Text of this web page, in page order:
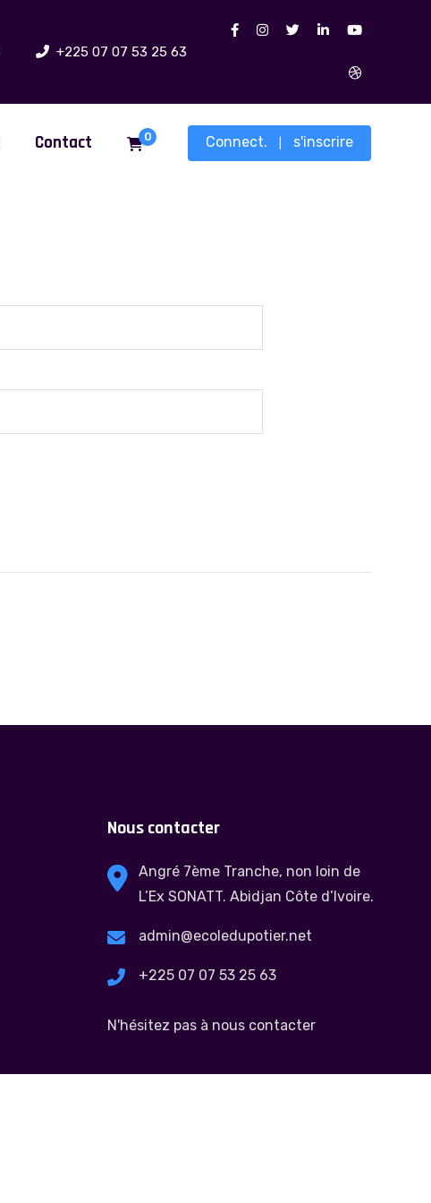
+225 07 07 53 25 63
Contact 0 Connect. s'inscrire
Nous contacter
Angré 7ème Tranche, non loin de
L’Ex SONATT. Abidjan Côte d’Ivoire.
admin@ecoledupotier.net
+225 07 07 53 25 63
N'hésitez pas à nous contacter